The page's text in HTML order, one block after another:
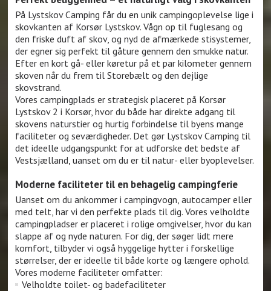
På Lystskov Camping får du en unik campingoplevelse lige i
skovkanten af Korsør Lystskov. Vågn op til fuglesang og
den friske duft af skov, og nyd de afmærkede stisystemer,
der egner sig perfekt til gåture gennem den smukke natur.
Efter en kort gå- eller køretur på et par kilometer gennem
skoven når du frem til Storebælt og den dejlige
skovstrand.
Vores campingplads er strategisk placeret på Korsør
Lystskov 2 i Korsør, hvor du både har direkte adgang til
skovens naturstier og hurtig forbindelse til byens mange
faciliteter og seværdigheder. Det gør Lystskov Camping til
det ideelle udgangspunkt for at udforske det bedste af
Vestsjælland, uanset om du er til natur- eller byoplevelser.
Moderne faciliteter til en behagelig campingferie
Uanset om du ankommer i campingvogn, autocamper eller
med telt, har vi den perfekte plads til dig. Vores velholdte
campingpladser er placeret i rolige omgivelser, hvor du kan
slappe af og nyde naturen. For dig, der søger lidt mere
komfort, tilbyder vi også hyggelige hytter i forskellige
størrelser, der er ideelle til både korte og længere ophold.
Vores moderne faciliteter omfatter:
Velholdte toilet- og badefaciliteter